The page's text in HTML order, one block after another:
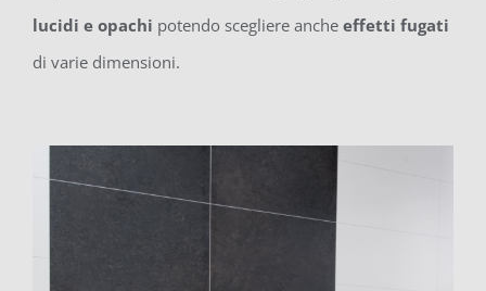
lucidi e opachi potendo scegliere anche effetti fugati
di varie dimensioni.